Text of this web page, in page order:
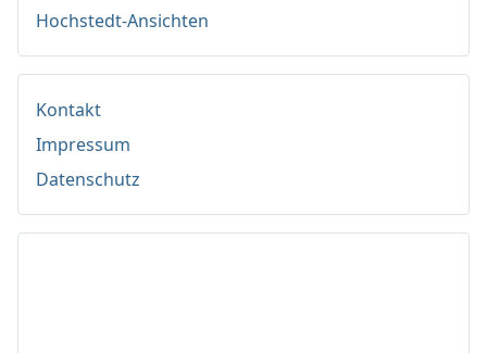
Hochstedt-Ansichten
Kontakt
Impressum
Datenschutz